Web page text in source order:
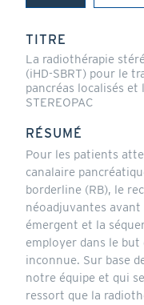
(onglet
TITRE
La radiothérapie
(iHD-SBRT) pour le
pancréas localisés et
STEREOPAC
RÉSUMÉ
Pour les patients
canalaire
borderline (RB), le
néoadjuvantes
émergent et la
employer dans le
inconnue. Sur base
notre équipe et qui
ressort que la